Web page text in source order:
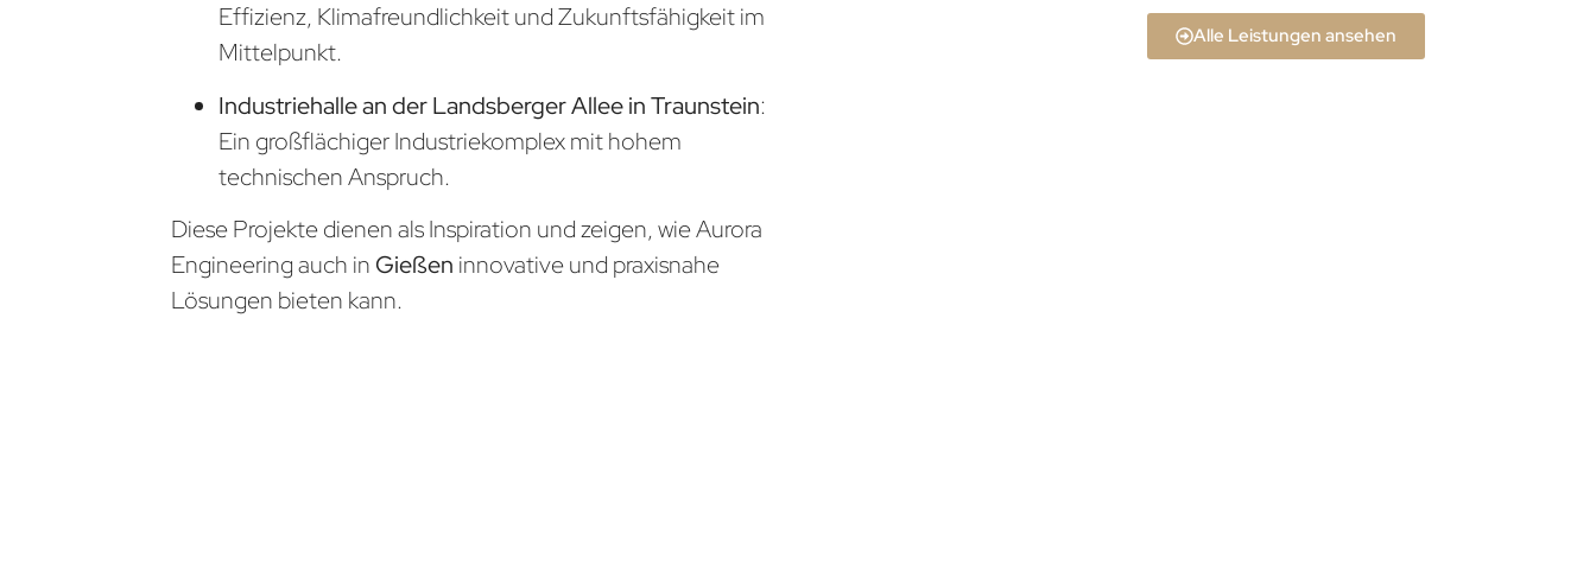
Effizienz, Klimafreundlichkeit und Zukunftsfähigkeit im
Mittelpunkt.
Industriehalle an der Landsberger Allee in Traunstein:
Ein großflächiger Industriekomplex mit hohem
technischen Anspruch.
Diese Projekte dienen als Inspiration und zeigen, wie Aurora
Engineering auch in Gießen innovative und praxisnahe
Lösungen bieten kann.
Alle Leistungen ansehen